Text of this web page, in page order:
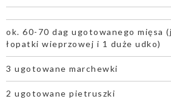
ok. 60-70 dag ugotowanego mięsa
łopatki wieprzowej i 1 duże udko)
3 ugotowane marchewki
2 ugotowane pietruszki